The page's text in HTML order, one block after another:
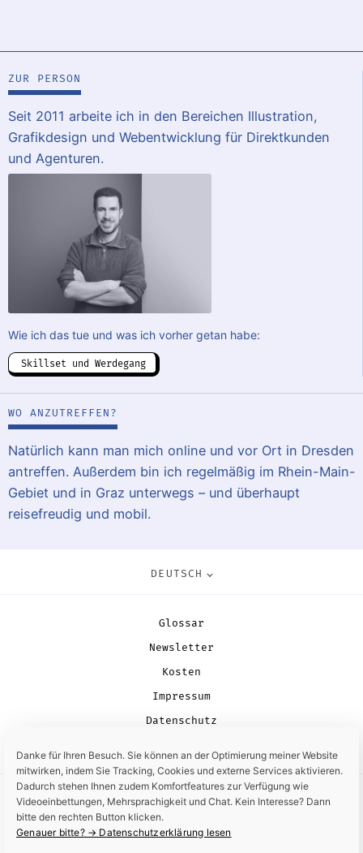
Danke für Ihren Besuch. Sie können an der Optimierung meiner Website
mitwirken, indem Sie Tracking, Cookies und externe Services aktivieren.
Dadurch stehen Ihnen zudem Komfortfeatures zur Verfügung wie
Videoeinbettungen, Mehrsprachigkeit und Chat. Kein Interesse? Dann
bitte den rechten Button klicken.
Genauer bitte? → Datenschutzerklärung lesen
ZUR PERSON
Seit 2011 arbeite ich in den Bereichen Illustration,
Grafikdesign und Webentwicklung für Direktkunden
und Agenturen.
Wie ich das tue und was ich vorher getan habe:
Skillset und Werdegang
WO ANZUTREFFEN?
Natürlich kann man mich online und vor Ort in Dresden
antreffen. Außerdem bin ich regelmäßig im Rhein-Main-
Gebiet und in Graz unterwegs – und überhaupt
reisefreudig und mobil.
DEUTSCH
Glossar
Newsletter
Kosten
Impressum
Datenschutz